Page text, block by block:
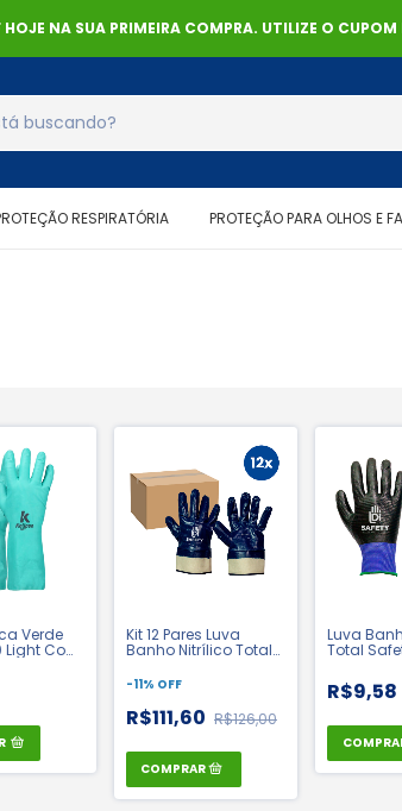
HOJE NA SUA PRIMEIRA COMPRA. UTILIZE O
RESPIRATÓRIA PROTEÇÃO PARA OLHOS E
Verde
Com
Kit 12 Pares Luva
Banho Nitrílico Total
Safety | CA 42982
-11% OFF
R$111,60 R$126,00
Luva
Total
R$9,58